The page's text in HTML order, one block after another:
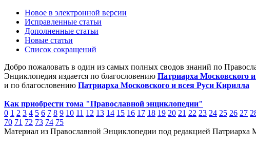
Новое в электронной версии
Исправленные статьи
Дополненные статьи
Новые статьи
Список сокращений
Добро пожаловать в один из самых полных сводов знаний по
Энциклопедия издается по благословению Патриарха Московского
и по благословению Патриарха Московского и всея Руси Кирилла
Как приобрести тома "Православной энциклопедии"
0 1 2 3 4 5 6 7 8 9 10 11 12 13 14 15 16 17 18 19 20 21 22 23 24 25 26 27
70 71 72 73 74 75
Материал из Православной Энциклопедии под редакцией Патриарха